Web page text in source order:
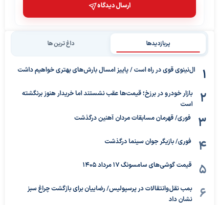
ارسال دیدگاه
پربازدیدها داغ ترین ها
ال‌نینوی قوی در راه است / پاییز امسال بارش‌های بهتری خواهیم داشت
بازار خودرو در برزخ؛ قیمت‌ها عقب نشستند اما خریدار هنوز برنگشته
است
فوری/ قهرمان مسابقات مردان آهنین درگذشت
فوری/ بازیگر جوان سینما درگذشت
قیمت گوشی‌های سامسونگ 17 مرداد 1405
بمب نقل‌وانتقالات در پرسپولیس/ رضاییان برای بازگشت چراغ سبز
نشان داد